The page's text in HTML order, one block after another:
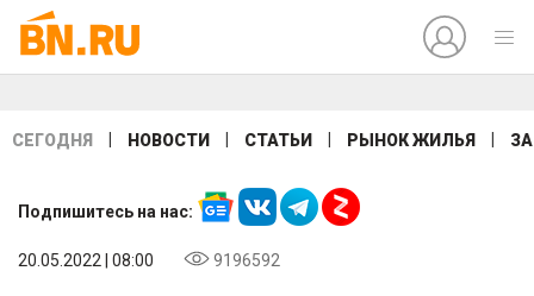
СЕГОДНЯ НОВОСТИ СТАТЬИ РЫНОК ЖИЛЬЯ
Подпишитесь на нас:
20.05.2022 | 08:00 9196592